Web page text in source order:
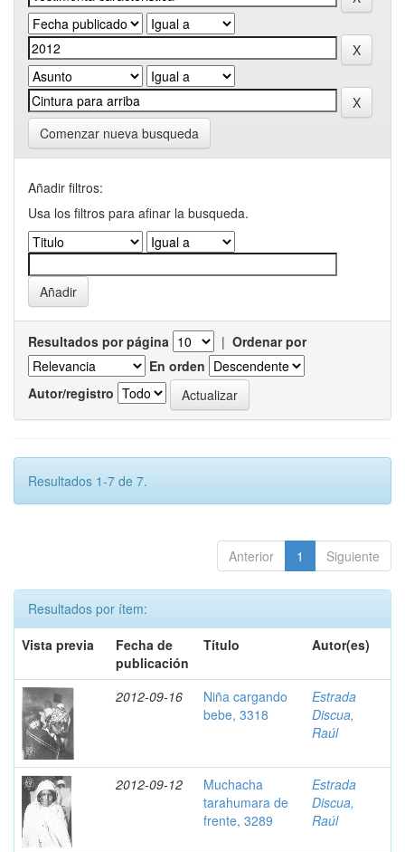
Comenzar nueva busqueda
Añadir filtros:
Usa los filtros para afinar la busqueda.
Resultados por página | Ordenar por
En orden
Autor/registro
Resultados 1-7 de 7.
Anterior 1 Siguiente
Resultados por ítem:
Vista previa
Fecha de
publicación
Título Autor(es)
2012-09-16
Niña cargando
bebe, 3318
Estrada
Discua,
Raúl
2012-09-12
Muchacha
tarahumara de
frente, 3289
Estrada
Discua,
Raúl